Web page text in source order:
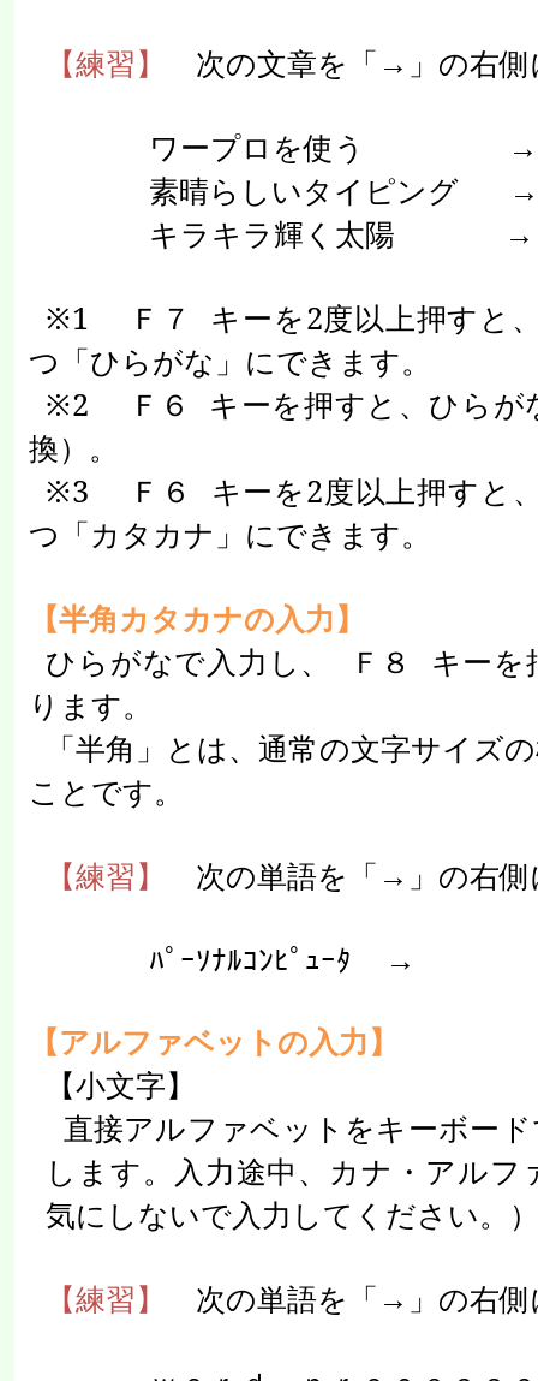
【練習】 次の文章を「→」の右側
ワープロを使う
素晴らしいタイピング
キラキラ輝く太陽
※1 Ｆ７ キーを2度以上押すと
つ「ひらがな」にできます。
※2 Ｆ６
キーを押すと、ひら
換）。
※3 Ｆ６ キーを2度以上押すと
つ「カタカナ」にできます。
【半角カタカナの入力】
ひらがなで入力し、
Ｆ８
キーを
ります。
「半角」とは、通常の文字サイズ
ことです。
【練習】 次の単語を「→」の右側
ﾊﾟｰｿﾅﾙｺﾝﾋﾟｭｰﾀ
→
【アルファベットの入力】
【小文字】
直接アルファベットをキーボー
します。入力途中、カナ・アル
気にしないで入力してください。
【練習】 次の単語を「→」の右側